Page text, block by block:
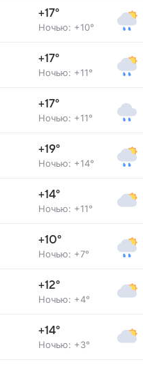
+17°
Ночью: +10°
+17°
Ночью: +11°
+17°
Ночью: +11°
+19°
Ночью: +14°
+14°
Ночью: +11°
+10°
Ночью: +7°
+12°
Ночью: +4°
+14°
Ночью: +3°